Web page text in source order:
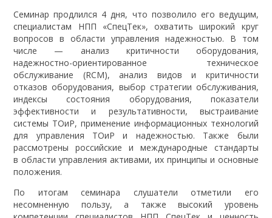
Семинар продлился 4 дня, что позволило его ведущим,
специалистам НПП «СпецТек», охватить широкий круг
вопросов в области управления надежностью. В том
числе — анализ критичности оборудования,
надежностно-ориентированное техническое
обслуживание (RCM), анализ видов и критичности
отказов оборудования, выбор стратегии обслуживания,
индексы состояния оборудования, показатели
эффективности и результативности, выстраивание
системы ТОиР, применение информационных технологий
для управления ТОиР и надежностью. Также были
рассмотрены российские и международные стандарты
в области управления активами, их принципы и основные
положения.
По итогам семинара слушатели отметили его
несомненную пользу, а также высокий уровень